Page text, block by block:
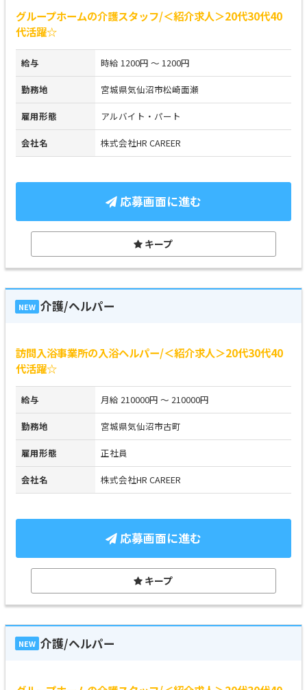
グループホームの介護スタッフ/＜紹介求人＞20代30代40
代活躍☆
給与 時給 1200円 ～ 1200円
勤務地 宮城県気仙沼市松崎面瀬
雇用形態 アルバイト・パート
会社名 株式会社HR CAREER
応募画面に進む
キープ
NEW 介護/ヘルパー
訪問入浴事業所の入浴ヘルパー/＜紹介求人＞20代30代40
代活躍☆
給与 月給 210000円 ～ 210000円
勤務地 宮城県気仙沼市古町
雇用形態 正社員
会社名 株式会社HR CAREER
応募画面に進む
キープ
NEW 介護/ヘルパー